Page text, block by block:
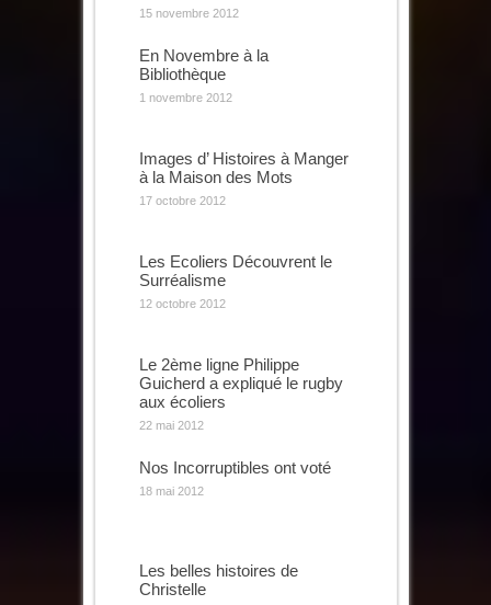
15 novembre 2012
En Novembre à la
Bibliothèque
1 novembre 2012
Images d’ Histoires à Manger
à la Maison des Mots
17 octobre 2012
Les Ecoliers Découvrent le
Surréalisme
12 octobre 2012
Le 2ème ligne Philippe
Guicherd a expliqué le rugby
aux écoliers
22 mai 2012
Nos Incorruptibles ont voté
18 mai 2012
Les belles histoires de
Christelle